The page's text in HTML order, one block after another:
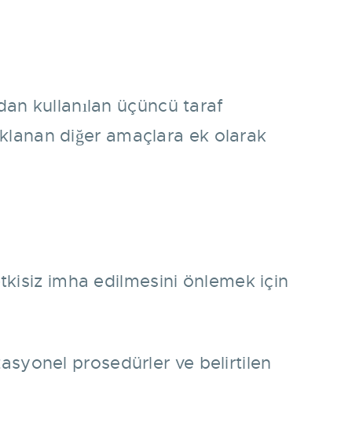
kullanılan üçüncü taraf
diğer amaçlara ek olarak
imha edilmesini önlemek için
prosedürler ve belirtilen